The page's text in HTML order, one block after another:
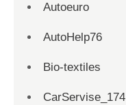
Autoeuro
AutoHelp76
Bio-textiles
CarServise_174